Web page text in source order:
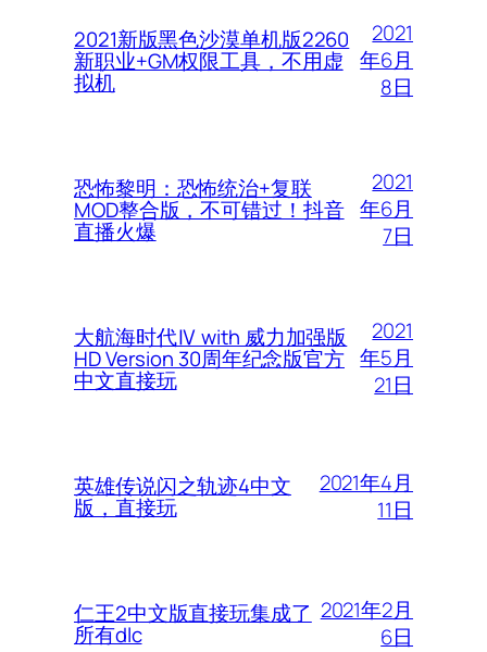
2021新版黑色沙漠单机版2260
新职业+GM权限工具，不用虚
拟机
2021
年6月
8日
恐怖黎明：恐怖统治+复联
MOD整合版，不可错过！抖音
直播火爆
2021
年6月
7日
大航海时代Ⅳ with 威力加强版
HD Version 30周年纪念版官方
中文直接玩
2021
年5月
21日
英雄传说闪之轨迹4中文
版，直接玩
2021年4月
11日
仁王2中文版直接玩集成了
所有dlc
2021年2月
6日